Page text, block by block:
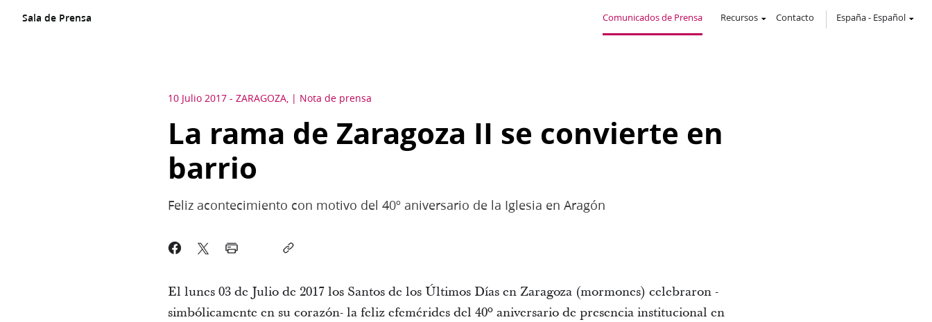
Sala de Prensa Comunicados de Prensa Recursos Contacto España- Español
10 Julio 2017 - ZARAGOZA, Nota de prensa
La rama de Zaragoza II se convierte en
barrio
Feliz acontecimiento con motivo del 40º aniversario de la Iglesia en Aragón
El lunes 03 de Julio de 2017 los Santos de los Últimos Días en Zaragoza (mormones) celebraron -
simbólicamente en su corazón- la feliz efemérides del 40º aniversario de presencia institucional en